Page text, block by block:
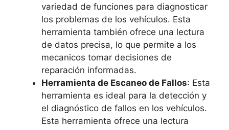
variedad de funciones para diagnosticar
los problemas de los vehículos. Esta
herramienta también ofrece una lectura
de datos precisa, lo que permite a los
mecanicos tomar decisiones de
reparación informadas.
Herramienta de Escaneo de Fallos: Esta
herramienta es ideal para la detección y
el diagnóstico de fallos en los vehículos.
Esta herramienta ofrece una lectura